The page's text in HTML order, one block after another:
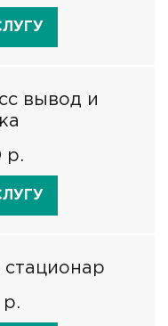
вывод и
р.
стационар
р.